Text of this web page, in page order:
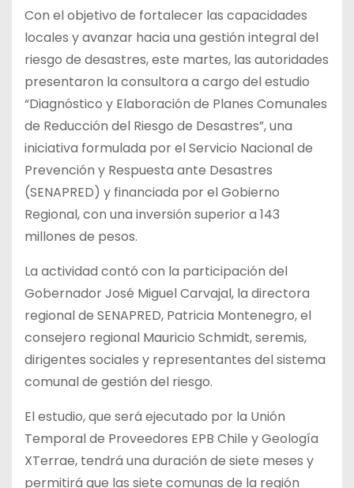
Con el objetivo de fortalecer las capacidades
locales y avanzar hacia una gestión integral del
riesgo de desastres, este martes, las autoridades
presentaron la consultora a cargo del estudio
“Diagnóstico y Elaboración de Planes Comunales
de Reducción del Riesgo de Desastres”, una
iniciativa formulada por el Servicio Nacional de
Prevención y Respuesta ante Desastres
(SENAPRED) y financiada por el Gobierno
Regional, con una inversión superior a 143
millones de pesos.
La actividad contó con la participación del
Gobernador José Miguel Carvajal, la directora
regional de SENAPRED, Patricia Montenegro, el
consejero regional Mauricio Schmidt, seremis,
dirigentes sociales y representantes del sistema
comunal de gestión del riesgo.
El estudio, que será ejecutado por la Unión
Temporal de Proveedores EPB Chile y Geología
XTerrae, tendrá una duración de siete meses y
permitirá que las siete comunas de la región